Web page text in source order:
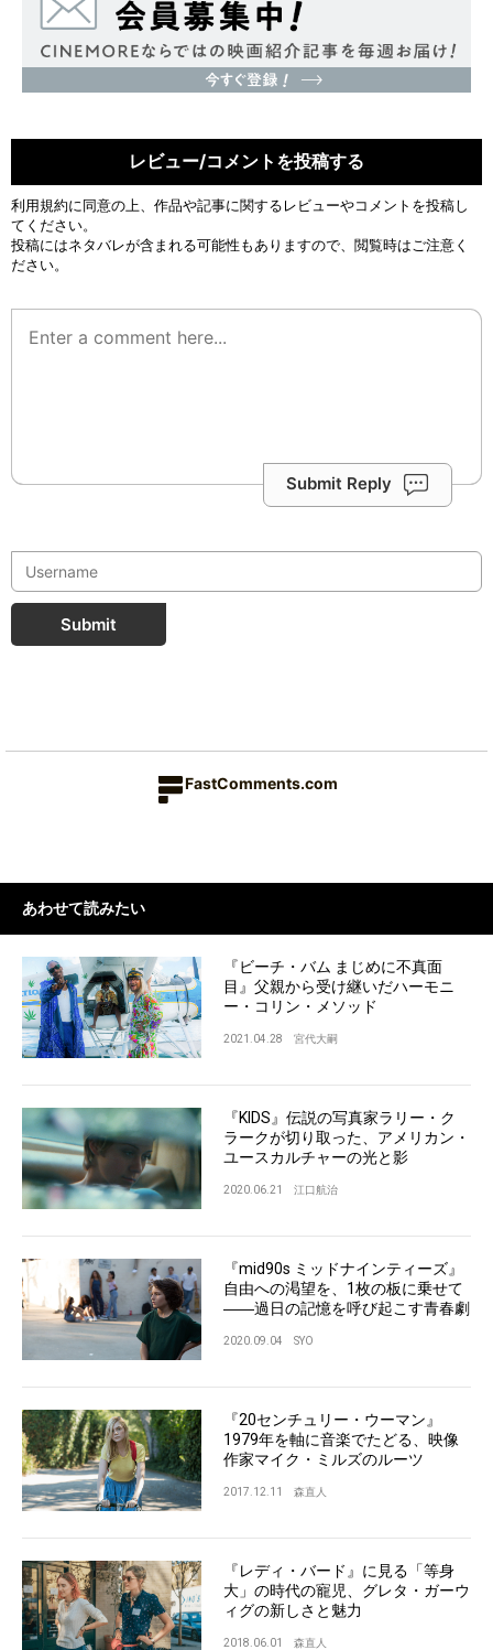
レビュー/コメントを投稿する
利用規約に同意の上、作品や記事に関するレビューやコメントを投稿し
てください。
投稿にはネタバレが含まれる可能性もありますので、閲覧時はご注意く
ださい。
Submit Reply
Submit
FastComments.com
あわせて読みたい
『ビーチ・バム まじめに不真面
目』父親から受け継いだハーモニ
ー・コリン・メソッド
2021.04.28 宮代大嗣
『KIDS』伝説の写真家ラリー・ク
ラークが切り取った、アメリカン・
ユースカルチャーの光と影
2020.06.21 江口航治
『mid90s ミッドナインティーズ』
自由への渇望を、1枚の板に乗せて
――過日の記憶を呼び起こす青春劇
2020.09.04 SYO
『20センチュリー・ウーマン』
1979年を軸に音楽でたどる、映像
作家マイク・ミルズのルーツ
2017.12.11 森直人
『レディ・バード』に見る「等身
大」の時代の寵児、グレタ・ガーウ
ィグの新しさと魅力
2018.06.01 森直人